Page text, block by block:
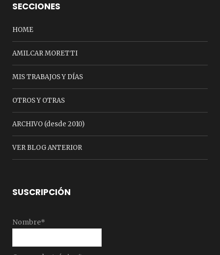
SECCIONES
HOME
AMILCAR MORETTI
MIS TRABAJOS Y DÍAS
OTROS Y OTRAS
ARCHIVO (desde 2010)
VER BLOG ANTERIOR
SUSCRIPCIÓN
Nombre*